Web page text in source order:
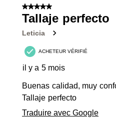
5 sur 5 étoiles.
Tallaje perfecto
Leticia
ACHETEUR VÉRIFIÉ
il y a 5 mois
Buenas calidad, muy
Tallaje perfecto
Traduire avec Google